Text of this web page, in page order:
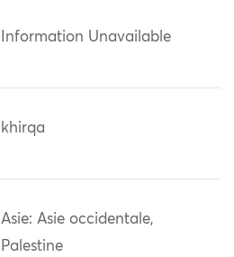
Information Unavailable
khirqa
Asie: Asie occidentale,
Palestine